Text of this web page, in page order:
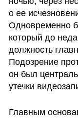
о ее
Одновременно
который до
должность
Подозрение
он был
утечки
Главным